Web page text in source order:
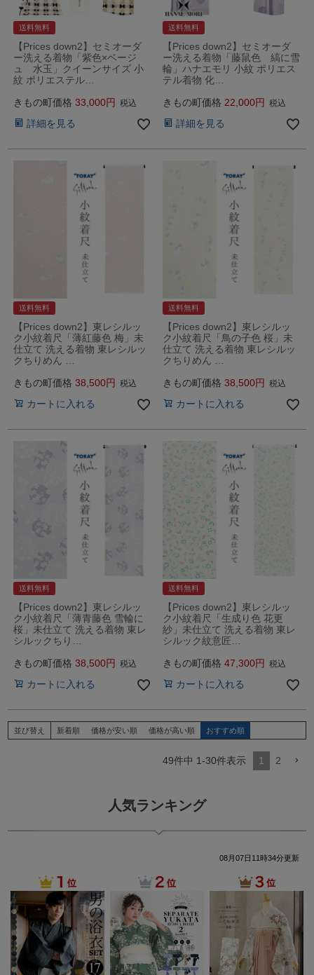
送料無料
【Prices down2】セミオーダ
ー洗える着物「紫色×ベージ
ュ 水玉」クイーンサイズ 小
紋 ポリエステル…
きもの町価格 33,000 税込
詳細を見る
送料無料
【Prices down2】セミオーダ
ー洗える着物「藤鼠色 縞に雪
輪」ハナエモリ 小紋 ポリエス
テル着物 化…
きもの町価格 22,000 税込
詳細を見る
送料無料
【Prices down2】東レシルッ
ク小紋着尺「薄紅藤色 梅」未
仕立て 洗える着物 東レシルッ
クちりめん …
きもの町価格 38,500 税込
カートに入れる
送料無料
【Prices down2】東レシルッ
ク小紋着尺「鳥の子色 桜」未
仕立て 洗える着物 東レシルッ
クちりめん …
きもの町価格 38,500 税込
カートに入れる
送料無料
【Prices down2】東レシルッ
ク小紋着尺「薄青藤色 雪輪に
桜」未仕立て 洗える着物 東レ
シルックちり…
きもの町価格 38,500 税込
カートに入れる
送料無料
【Prices down2】東レシルッ
ク小紋着尺「生成り色 花更
紗」未仕立て 洗える着物 東レ
シルック紋意匠…
きもの町価格 47,300 税込
カートに入れる
並び替え 新着順 価格が安い順 価格が高い順 おすすめ順
49件中 1-30件表示 1 2
人気ランキング